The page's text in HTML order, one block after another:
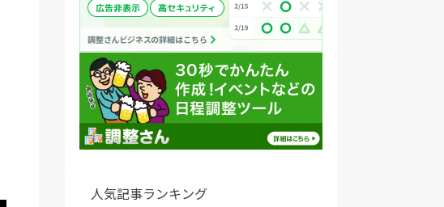
人気記事ランキング